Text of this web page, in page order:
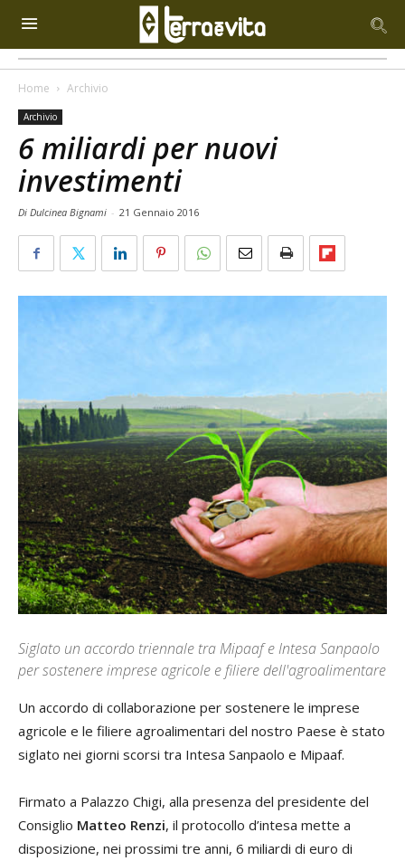
Home Archivio
Archivio
6 miliardi per nuovi
investimenti
Di Dulcinea Bignami - 21 Gennaio 2016
Siglato un accordo triennale tra Mipaaf e Intesa Sanpaolo
per sostenere imprese agricole e filiere dell'agroalimentare
Un accordo di collaborazione per sostenere le imprese
agricole e le filiere agroalimentari del nostro Paese è stato
siglato nei giorni scorsi tra Intesa Sanpaolo e Mipaaf.
Firmato a Palazzo Chigi, alla presenza del presidente del
Consiglio Matteo Renzi, il protocollo d’intesa mette a
disposizione, nei prossimi tre anni, 6 miliardi di euro di